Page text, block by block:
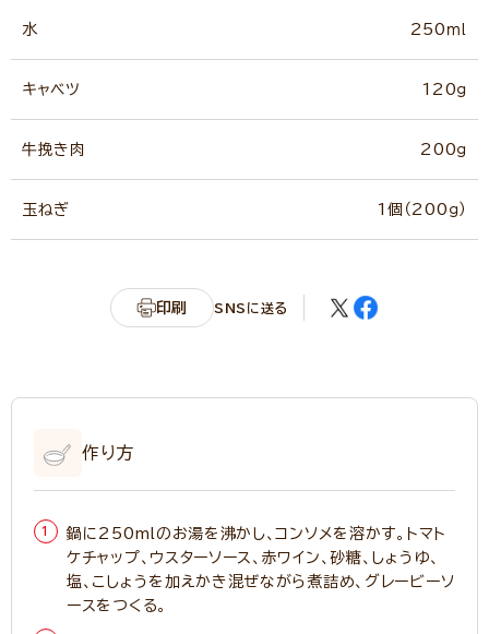
水 250ｍｌ
キャベツ 120ｇ
牛挽き肉 200ｇ
玉ねぎ 1個（200ｇ）
印刷 SNSに送る
作り方
鍋に250mlのお湯を沸かし、コンソメを溶かす。トマト
ケチャップ、ウスターソース、赤ワイン、砂糖、しょうゆ、
塩、こしょうを加えかき混ぜながら煮詰め、グレービーソ
ースをつくる。